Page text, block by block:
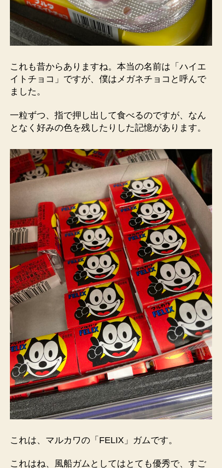
これも昔からありますね。本当の名前は「ハイエ
イトチョコ」ですが、僕はメガネチョコと呼んで
ました。
一粒ずつ、指で押し出して食べるのですが、なん
となく好みの色を残したりした記憶があります。
これは、マルカワの「FELIX」ガムです。
これはね、風船ガムとしてはとても優秀で、すご